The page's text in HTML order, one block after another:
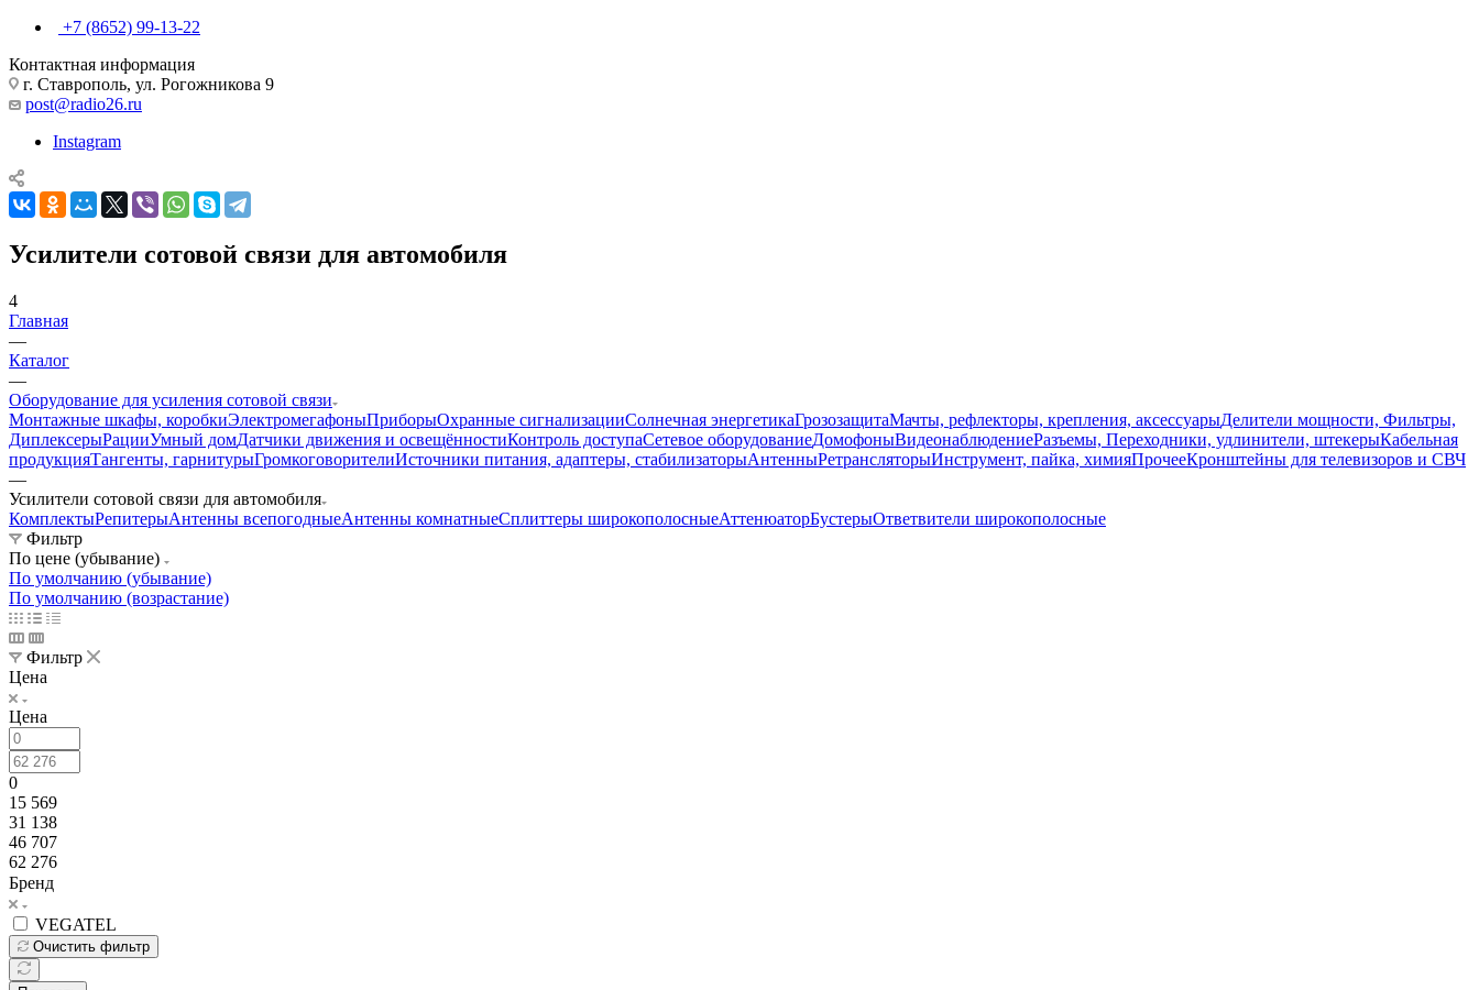
+7 (8652) 99-13-22
Контактная информация
г. Ставрополь, ул. Рогожникова 9
post@radio26.ru
Instagram
Усилители сотовой связи для автомобиля
4
Главная
—
Каталог
—
Оборудование для усиления сотовой связи
Монтажные шкафы, коробкиЭлектромегафоныПриборыОхранные сигнализацииСолнечная энергетикаГрозозащитаМачты, рефлекторы, крепления, аксессуарыДелители мощности, Фильтры,
ДиплексерыРацииУмный домДатчики движения и освещённостиКонтроль доступаСетевое оборудованиеДомофоныВидеонаблюдениеРазъемы, Переходники, удлинители, штекерыКабельная
продукцияТангенты, гарнитурыГромкоговорителиИсточники питания, адаптеры, стабилизаторыАнтенныРетрансляторыИнструмент, пайка, химияПрочееКронштейны для телевизоров и СВЧ
—
Усилители сотовой связи для автомобиля
КомплектыРепитерыАнтенны всепогодныеАнтенны комнатныеСплиттеры широкополосныеАттенюаторБустерыОтветвители широкополосные
Фильтр
По цене (убывание)
По умолчанию (убывание)
По умолчанию (возрастание)
Фильтр
Цена
Цена
0
15 569
31 138
46 707
62 276
Бренд
VEGATEL
Очистить фильтр